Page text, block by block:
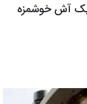
یک آش خوشمزه